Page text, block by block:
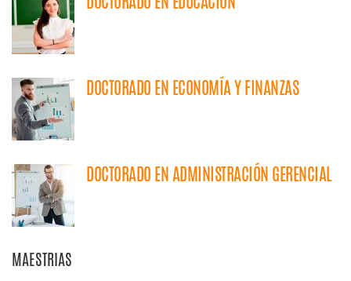
DOCTORADO EN ECONOMÍA Y FINANZAS
DOCTORADO EN ADMINISTRACIÓN GERENCIAL
MAESTRIAS